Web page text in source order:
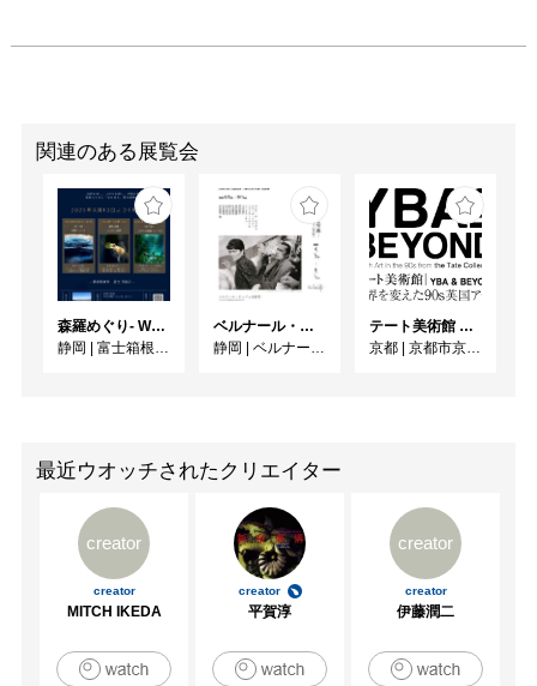
関連のある展覧会
森羅めぐり- Wandering in Shinra -
静岡 | 富士箱根カントリークラブ
ベルナール・ビュフェと写真 ーカメラがとらえたビュフェとその時代、そして21 世紀へ
静岡 | ベルナール・ビュフェ美術館
テート美術館 ― YBA & BEYOND 世界を変えた90s英国アート
京都 | 京都市京セラ美術館
最近ウオッチされたクリエイター
creator
creator
MITCH IKEDA
creator
平賀淳
creator
creator
伊藤潤二